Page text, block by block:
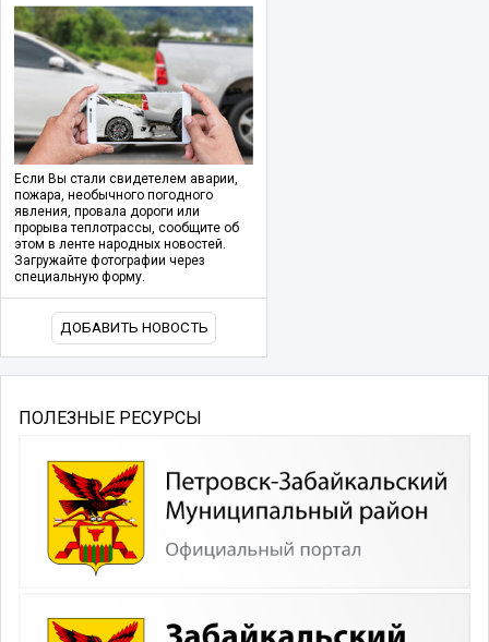
Если Вы стали свидетелем аварии,
пожара, необычного погодного
явления, провала дороги или
прорыва теплотрассы, сообщите об
этом в ленте народных новостей.
Загружайте фотографии через
специальную форму.
ДОБАВИТЬ НОВОСТЬ
ПОЛЕЗНЫЕ РЕСУРСЫ